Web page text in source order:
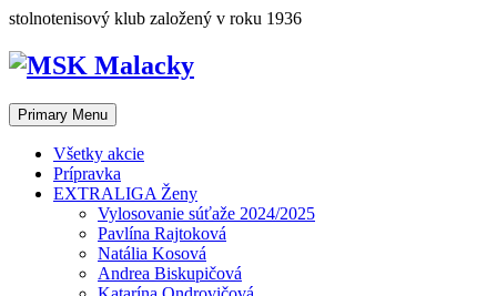
Skip
content
stolnotenisový klub založený v roku 1936
Primary Menu
Všetky akcie
Prípravka
EXTRALIGA Ženy
Vylosovanie súťaže 2024/2025
Pavlína Rajtoková
Natália Kosová
Andrea Biskupičová